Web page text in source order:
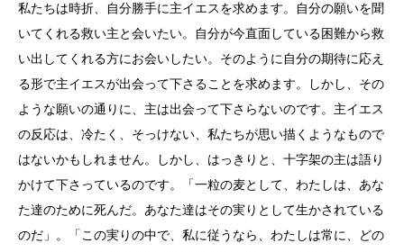
私たちは時折、自分勝手に主イエスを求めます。自分の願いを聞
いてくれる救い主と会いたい。自分が今直面している困難から救
い出してくれる方にお会いしたい。そのように自分の期待に応え
る形で主イエスが出会って下さることを求めます。しかし、その
ような願いの通りに、主は出会って下さらないのです。主イエス
の反応は、冷たく、そっけない、私たちが思い描くようなもので
はないかもしれません。しかし、はっきりと、十字架の主は語り
かけて下さっているのです。「一粒の麦として、わたしは、あな
た達のために死んだ。あなた達はその実りとして生かされている
のだ」。「この実りの中で、私に従うなら、わたしは常に、どの